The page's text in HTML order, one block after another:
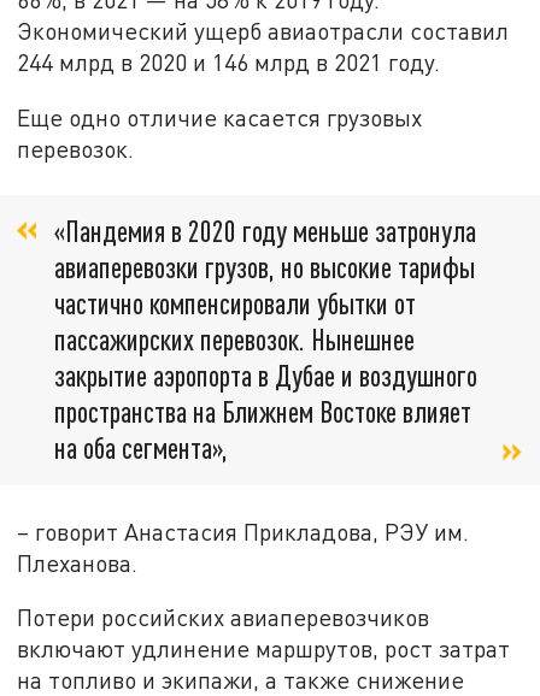
Экономический ущерб авиаотрасли составил
244 млрд в 2020 и 146 млрд в 2021 году.
Еще одно отличие касается грузовых
перевозок.
«Пандемия в 2020 году меньше затронула
авиаперевозки грузов, но высокие тарифы
частично компенсировали убытки от
пассажирских перевозок. Нынешнее
закрытие аэропорта в Дубае и воздушного
пространства на Ближнем Востоке влияет
на оба сегмента»,
– говорит Анастасия Прикладова, РЭУ им.
Плеханова.
Потери российских авиаперевозчиков
включают удлинение маршрутов, рост затрат
на топливо и экипажи, а также снижение